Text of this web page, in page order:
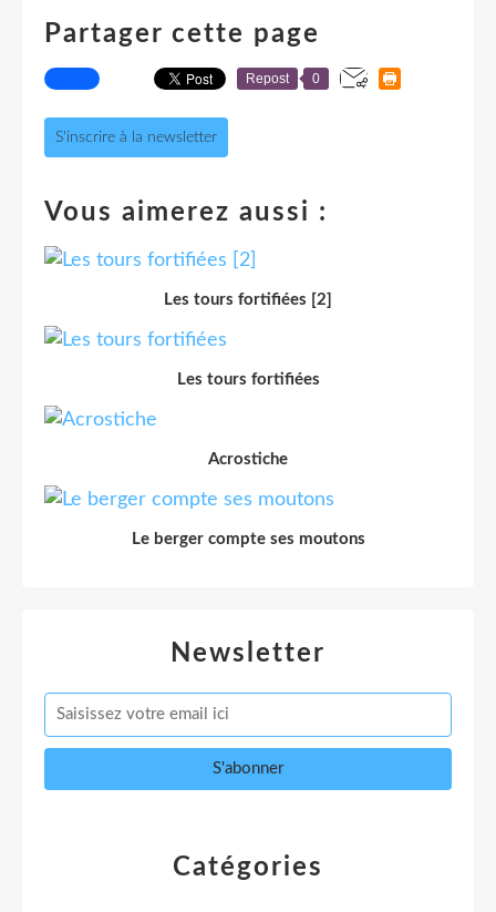
Partager cette page
Repost 0
S'inscrire à la newsletter
Vous aimerez aussi :
Les tours fortifiées [2]
Les tours fortifiées
Acrostiche
Le berger compte ses moutons
Newsletter
Catégories